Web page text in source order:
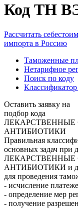
Код ТН
Рассчитать
импорта в Россию
Таможенные
Нетарифное
Поиск по коду
Оставить заявку на
подбор кода
ЛЕКАРСТВЕННЫЕ
АНТИБИОТИКИ
Правильная
основных задач при
ЛЕКАРСТВЕННЫЕ
АНТИБИОТИКИ и
для проведения
- исчисление
- определение мер
- получение